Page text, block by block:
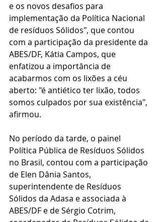
e os novos desafios para
implementação da Política Nacional
de resíduos Sólidos", que contou
com a participação da presidente da
ABES/DF, Kátia Campos, que
enfatizou a importância de
acabarmos com os lixões a céu
aberto: "é antiético ter lixão, todos
somos culpados por sua existência",
afirmou.
No período da tarde, o painel
Política Pública de Resíduos Sólidos
no Brasil, contou com a participação
de Elen Dânia Santos,
superintendente de Resíduos
Sólidos da Adasa e associada à
ABES/DF e de Sérgio Cotrim,